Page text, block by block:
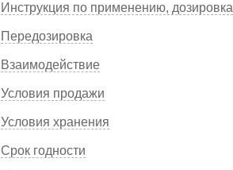
Инструкция по применению, дозировка
Передозировка
Взаимодействие
Условия продажи
Условия хранения
Срок годности